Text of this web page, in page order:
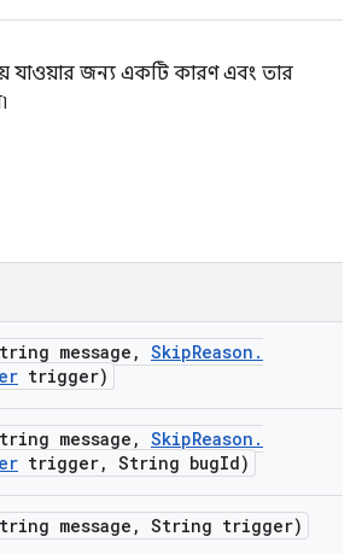
যাওয়ার জন্য একটি কারণ এবং তার
message , SkipReason .
trigger)
message , SkipReason .
trigger, String bugId)
message , String trigger)